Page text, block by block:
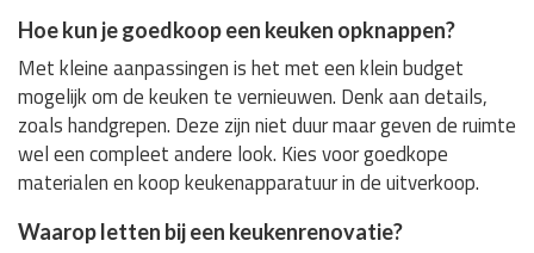
Hoe kun je goedkoop een keuken opknappen?
Met kleine aanpassingen is het met een klein budget
mogelijk om de keuken te vernieuwen. Denk aan details,
zoals handgrepen. Deze zijn niet duur maar geven de ruimte
wel een compleet andere look. Kies voor goedkope
materialen en koop keukenapparatuur in de uitverkoop.
Waarop letten bij een keukenrenovatie?